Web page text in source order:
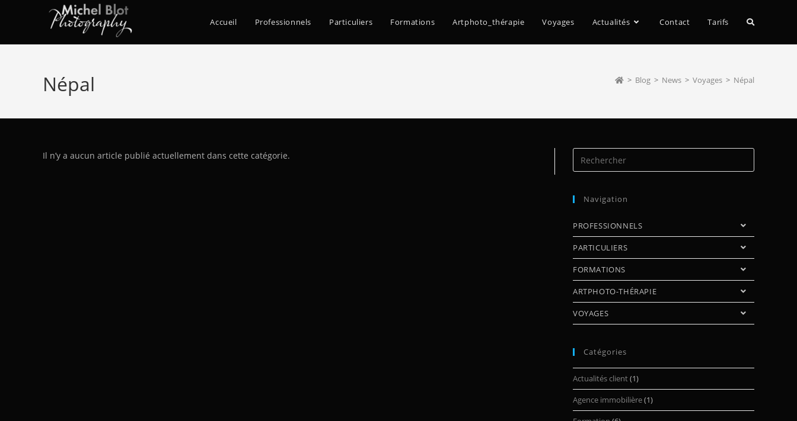
Accueil Professionnels Particuliers Formations Artphoto_thérapie Voyages Actualités Contact Tarifs
Népal > Blog > News > Voyages > Népal
Il n’y a aucun article publié actuellement dans cette catégorie.
Navigation
PROFESSIONNELS
PARTICULIERS
FORMATIONS
ARTPHOTO-THÉRAPIE
VOYAGES
Catégories
Actualités client(1)
Agence immobilière(1)